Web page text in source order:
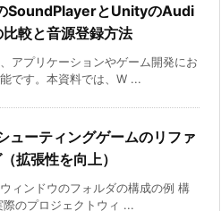
SoundPlayerとUnityのAudi
較と音源登録方法
アプリケーションやゲーム開発にお
です。本資料では、W ...
ューティングゲームのリファ
拡張性を向上）
ィンドウのフォルダの構成の例 構
際のプロジェクトウィ ...